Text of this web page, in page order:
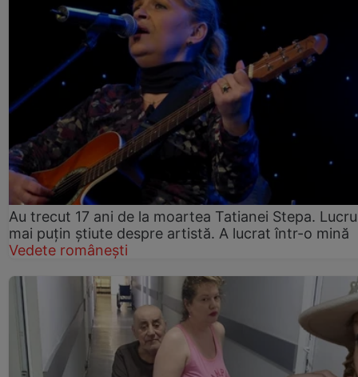
Au trecut 17 ani de la moartea Tatianei Stepa.
mai puțin știute despre artistă. A lucrat într-o mină
Vedete românești